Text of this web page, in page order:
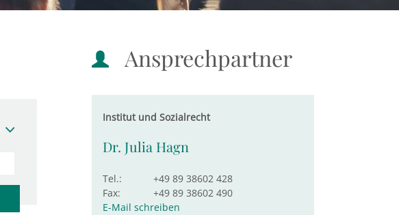
Ansprechpartner
Institut und Sozialrecht
Dr. Julia Hagn
Tel.:
+49 89 38602 428
Fax:
+49 89 38602 490
E-Mail schreiben